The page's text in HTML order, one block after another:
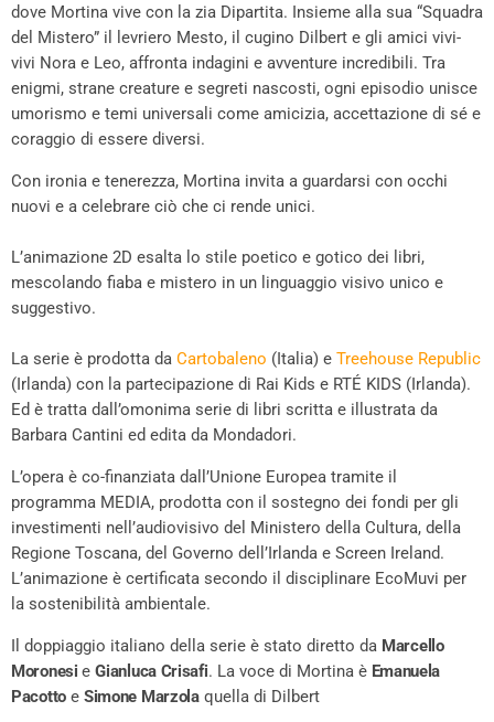
dove Mortina vive con la zia Dipartita. Insieme alla sua “Squadra
del Mistero” il levriero Mesto, il cugino Dilbert e gli amici vivi-
vivi Nora e Leo, affronta indagini e avventure incredibili. Tra
enigmi, strane creature e segreti nascosti, ogni episodio unisce
umorismo e temi universali come amicizia, accettazione di sé e
coraggio di essere diversi.
Con ironia e tenerezza, Mortina invita a guardarsi con occhi
nuovi e a celebrare ciò che ci rende unici.
L’animazione 2D esalta lo stile poetico e gotico dei libri,
mescolando fiaba e mistero in un linguaggio visivo unico e
suggestivo.
La serie è prodotta da Cartobaleno (Italia) e Treehouse Republic
(Irlanda) con la partecipazione di Rai Kids e RTÉ KIDS (Irlanda).
Ed è tratta dall’omonima serie di libri scritta e illustrata da
Barbara Cantini ed edita da Mondadori.
L’opera è co-finanziata dall’Unione Europea tramite il
programma MEDIA, prodotta con il sostegno dei fondi per gli
investimenti nell’audiovisivo del Ministero della Cultura, della
Regione Toscana, del Governo dell’Irlanda e Screen Ireland.
L’animazione è certificata secondo il disciplinare EcoMuvi per
la sostenibilità ambientale.
Il doppiaggio italiano della serie è stato diretto da Marcello
MoronesieGianluca Crisafi. La voce di Mortina è Emanuela
Pacottoe Simone Marzolaquella di Dilbert